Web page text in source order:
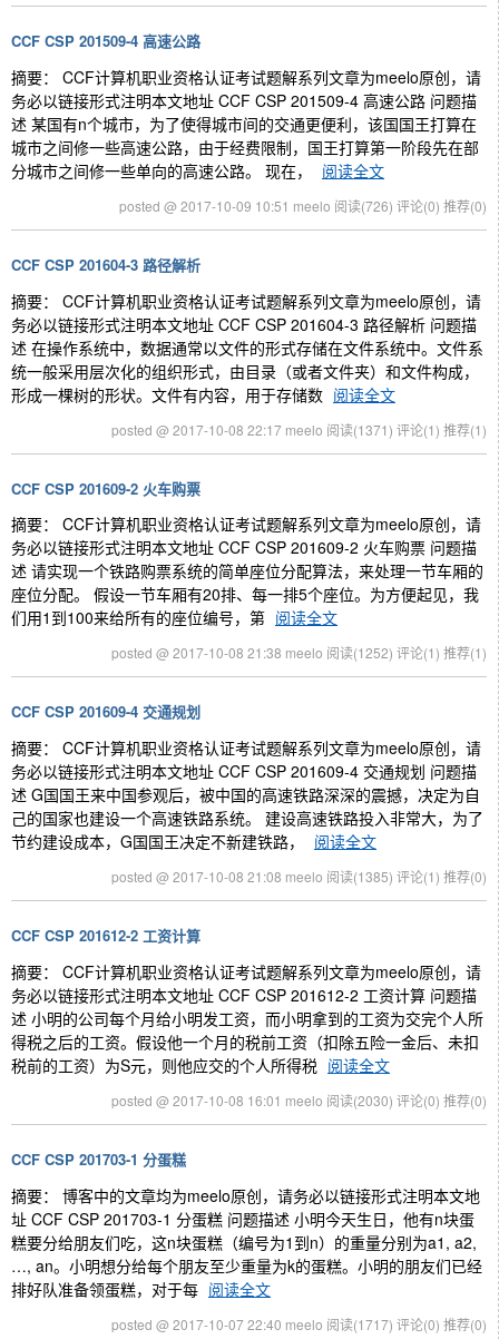
CCF CSP 201509-4 高速公路
摘要： CCF计算机职业资格认证考试题解系列文章为meelo原创，请
务必以链接形式注明本文地址 CCF CSP 201509-4 高速公路 问题描
述 某国有n个城市，为了使得城市间的交通更便利，该国国王打算在
城市之间修一些高速公路，由于经费限制，国王打算第一阶段先在部
分城市之间修一些单向的高速公路。 现在，
阅读全文
posted @ 2017-10-09 10:51 meelo 阅读(726) 评论(0) 推荐(0)
CCF CSP 201604-3 路径解析
摘要： CCF计算机职业资格认证考试题解系列文章为meelo原创，请
务必以链接形式注明本文地址 CCF CSP 201604-3 路径解析 问题描
述 在操作系统中，数据通常以文件的形式存储在文件系统中。文件系
统一般采用层次化的组织形式，由目录（或者文件夹）和文件构成，
形成一棵树的形状。文件有内容，用于存储数 阅读全文
posted @ 2017-10-08 22:17 meelo 阅读(1371) 评论(1) 推荐(1)
CCF CSP 201609-2 火车购票
摘要： CCF计算机职业资格认证考试题解系列文章为meelo原创，请
务必以链接形式注明本文地址 CCF CSP 201609-2 火车购票 问题描
述 请实现一个铁路购票系统的简单座位分配算法，来处理一节车厢的
座位分配。 假设一节车厢有20排、每一排5个座位。为方便起见，我
们用1到100来给所有的座位编号，第 阅读全文
posted @ 2017-10-08 21:38 meelo 阅读(1252) 评论(1) 推荐(1)
CCF CSP 201609-4 交通规划
摘要： CCF计算机职业资格认证考试题解系列文章为meelo原创，请
务必以链接形式注明本文地址 CCF CSP 201609-4 交通规划 问题描
述 G国国王来中国参观后，被中国的高速铁路深深的震撼，决定为自
己的国家也建设一个高速铁路系统。 建设高速铁路投入非常大，为了
节约建设成本，G国国王决定不新建铁路，
阅读全文
posted @ 2017-10-08 21:08 meelo 阅读(1385) 评论(1) 推荐(0)
CCF CSP 201612-2 工资计算
摘要： CCF计算机职业资格认证考试题解系列文章为meelo原创，请
务必以链接形式注明本文地址 CCF CSP 201612-2 工资计算 问题描
述 小明的公司每个月给小明发工资，而小明拿到的工资为交完个人所
得税之后的工资。假设他一个月的税前工资（扣除五险一金后、未扣
税前的工资）为S元，则他应交的个人所得税 阅读全文
posted @ 2017-10-08 16:01 meelo 阅读(2030) 评论(0) 推荐(0)
CCF CSP 201703-1 分蛋糕
摘要： 博客中的文章均为meelo原创，请务必以链接形式注明本文地
址 CCF CSP 201703-1 分蛋糕 问题描述 小明今天生日，他有n块蛋
糕要分给朋友们吃，这n块蛋糕（编号为1到n）的重量分别为a1, a2,
…, an。小明想分给每个朋友至少重量为k的蛋糕。小明的朋友们已经
排好队准备领蛋糕，对于每 阅读全文
posted @ 2017-10-07 22:40 meelo 阅读(1717) 评论(0) 推荐(0)